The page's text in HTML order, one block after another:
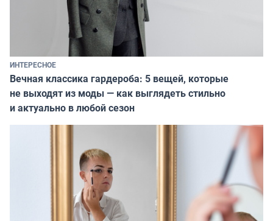
ИНТЕРЕСНОЕ
Вечная классика гардероба: 5 вещей, которые
не выходят из моды — как выглядеть стильно
и актуально в любой сезон